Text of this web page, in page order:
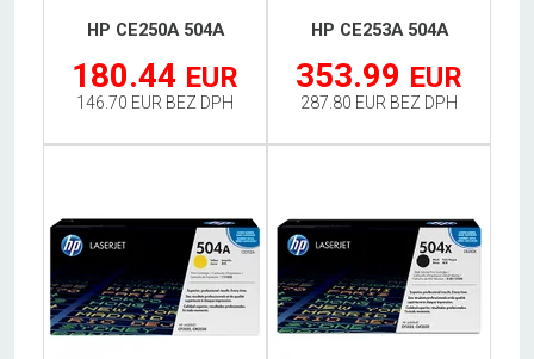
HP CE250A 504A
180.44 EUR
146.70 EUR BEZ DPH
HP CE253A 504A
353.99 EUR
287.80 EUR BEZ DPH